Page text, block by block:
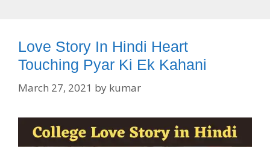
Love Story In Hindi Heart
Touching Pyar Ki Ek Kahani
March 27, 2021 by kumar